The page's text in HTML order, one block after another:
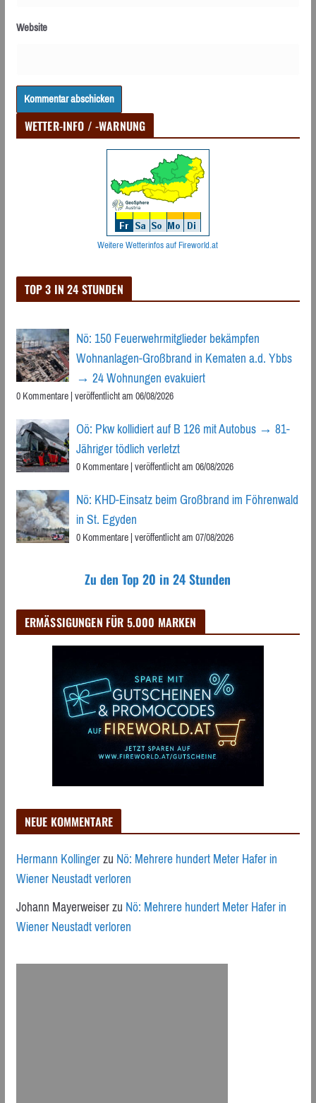
Website
WETTER-INFO / -WARNUNG
Weitere Wetterinfos auf Fireworld.at
TOP 3 IN 24 STUNDEN
Nö: 150 Feuerwehrmitglieder bekämpfen
Wohnanlagen-Großbrand in Kematen a.d. Ybbs
→ 24 Wohnungen evakuiert
0 Kommentare|veröffentlicht am 06/08/2026
Oö: Pkw kollidiert auf B 126 mit Autobus → 81-
Jähriger tödlich verletzt
0 Kommentare|veröffentlicht am 06/08/2026
Nö: KHD-Einsatz beim Großbrand im Föhrenwald
in St. Egyden
0 Kommentare|veröffentlicht am 07/08/2026
Zu den Top 20 in 24 Stunden
ERMÄSSIGUNGEN FÜR 5.000 MARKEN
NEUE KOMMENTARE
Hermann KollingerzuNö: Mehrere hundert Meter Hafer in
Wiener Neustadt verloren
Johann MayerweiserzuNö: Mehrere hundert Meter Hafer in
Wiener Neustadt verloren